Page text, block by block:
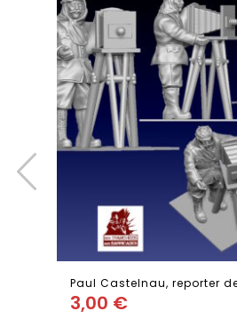
Paul Castelnau, reporter
3,00 €